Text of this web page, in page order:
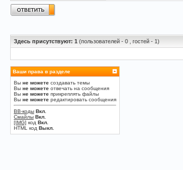
Здесь присутствуют: 1 (пользователей - 0 , гостей - 1)
Ваши права в разделе
Вы не можете создавать темы
Вы не можете отвечать на сообщения
Вы не можете прикреплять файлы
Вы не можете редактировать сообщения
BB-коды Вкл.
Смайлы Вкл.
[IMG] код Вкл.
HTML код Выкл.